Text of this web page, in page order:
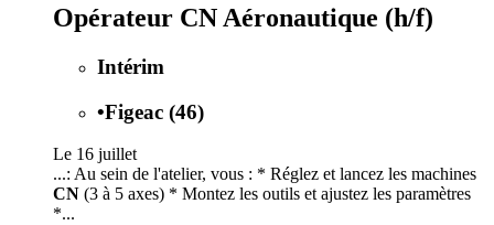
Opérateur CN Aéronautique (h/f)
Intérim
•Figeac (46)
Le 16 juillet
...: Au sein de l'atelier, vous : * Réglez et lancez les machines
CN (3 à 5 axes) * Montez les outils et ajustez les paramètres
*...